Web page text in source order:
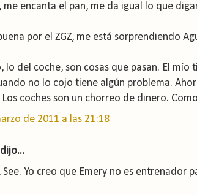
me encanta el pan, me da igual lo que
por el ZGZ, me está sorprendiendo
lo del coche, son cosas que pasan. El mío
no lo cojo tiene algún problema.
coches son un chorreo de dinero.
de 2011 a las 21:18
See. Yo creo que Emery no es entrenador